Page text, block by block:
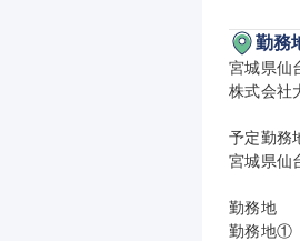
勤務
宮城県仙
株式会社
予定勤務
宮城県仙
勤務地
勤務地①